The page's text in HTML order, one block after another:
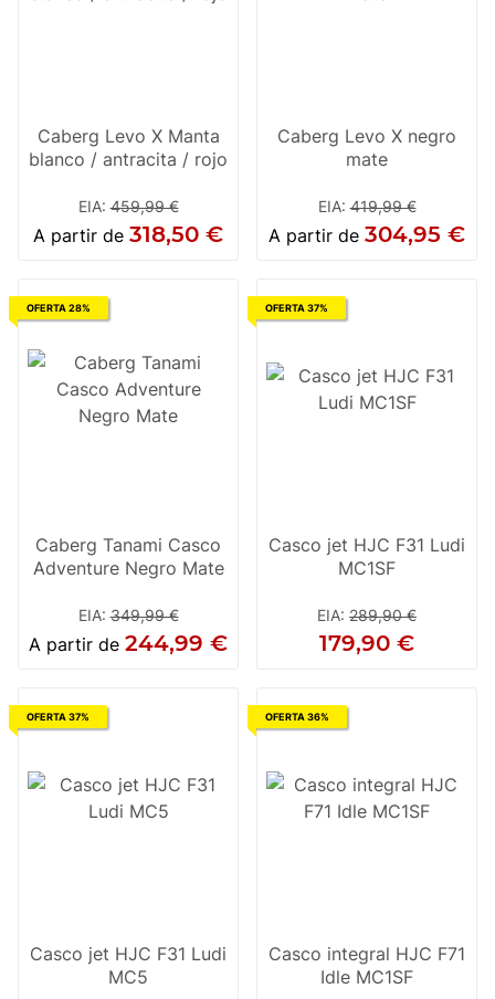
Caberg Levo X Manta
blanco / antracita / rojo
EIA:459,99 €
A partir de 318,50 €
Caberg Levo X negro
mate
EIA:419,99 €
A partir de 304,95 €
OFERTA 28%
Caberg Tanami Casco
Adventure Negro Mate
EIA:349,99 €
A partir de 244,99 €
OFERTA 37%
Casco jet HJC F31 Ludi
MC1SF
EIA: 289,90 €
179,90 €
OFERTA 37%
Casco jet HJC F31 Ludi
MC5
OFERTA 36%
Casco integral HJC F71
Idle MC1SF